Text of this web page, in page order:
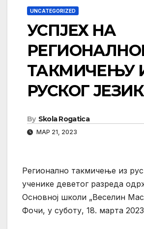
UNCATEGORIZED
УСПЈЕХ НА
ТАКМИЧЕЊУ
РУСКОГ
By Skola Rogatica
МАР 21, 2023
Регионално такмичење из
ученике деветог разреда
Основној школи „Веселин
Фочи, у суботу, 18. марта